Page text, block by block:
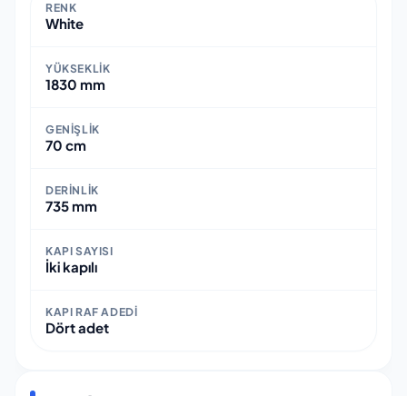
RENK
White
YÜKSEKLIK
1830 mm
GENIŞLIK
70 cm
DERINLIK
735 mm
KAPI SAYISI
İki kapılı
KAPI RAF ADEDI
Dört adet